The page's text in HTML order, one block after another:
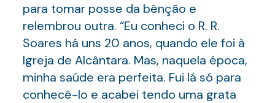
para tomar posse da bênção e
relembrou outra. “Eu conheci o R. R.
Soares há uns 20 anos, quando ele foi à
Igreja de Alcântara. Mas, naquela época,
minha saúde era perfeita. Fui lá só para
conhecê-lo e acabei tendo uma grata